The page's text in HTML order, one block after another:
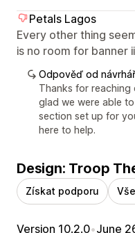
Petals Lagos
Every other thing
is no room for banner
Odpověď od
Thanks for reaching
glad we were able
section set up for
here to help.
Design: Troop
Získat podporu
Version 10.2.0•June